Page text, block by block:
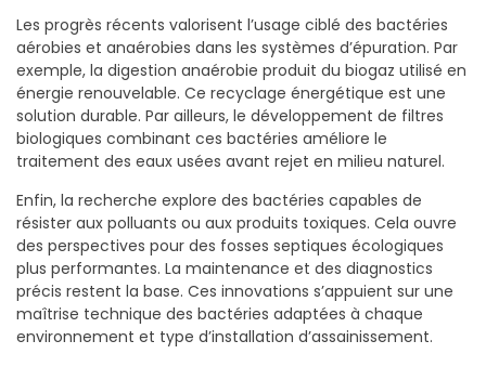
Les progrès récents valorisent l’usage ciblé des bactéries
aérobies et anaérobies dans les systèmes d’épuration. Par
exemple, la digestion anaérobie produit du biogaz utilisé en
énergie renouvelable. Ce recyclage énergétique est une
solution durable. Par ailleurs, le développement de filtres
biologiques combinant ces bactéries améliore le
traitement des eaux usées avant rejet en milieu naturel.
Enfin, la recherche explore des bactéries capables de
résister aux polluants ou aux produits toxiques. Cela ouvre
des perspectives pour des fosses septiques écologiques
plus performantes. La maintenance et des diagnostics
précis restent la base. Ces innovations s’appuient sur une
maîtrise technique des bactéries adaptées à chaque
environnement et type d’installation d’assainissement.